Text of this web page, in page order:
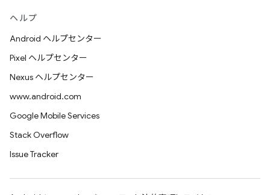
ヘルプ
Android ヘルプセンター
Pixel ヘルプセンター
Nexus ヘルプセンター
www.android.com
Google Mobile Services
Stack Overflow
Issue Tracker